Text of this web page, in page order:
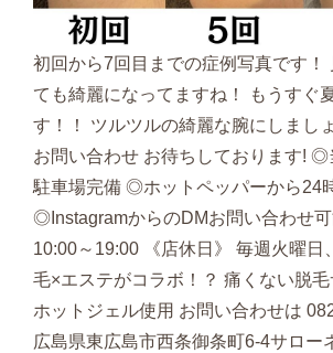
初回から7回目までの症例写真です！
ても綺麗になってますね！ もうすぐ
す！！ ツルツルの綺麗な腕にしまし
お問い合わせ お待ちしております!
駐車場完備 ◎ホットペッパーから24
◎InstagramからのDMお問い合わせ可
10:00～19:00 《店休日》 毎週火曜日
毛×エステがコラボ！？ 痛くない脱
ホットジェル使用 お問い合わせは
広島県東広島市西条御条町6-4サロー